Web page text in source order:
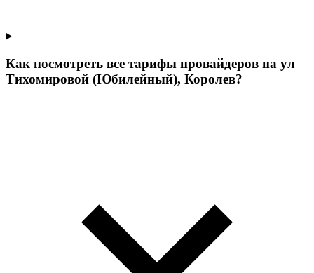
Как посмотреть все тарифы провайдеров на ул
Тихомировой (Юбилейный), Королев?